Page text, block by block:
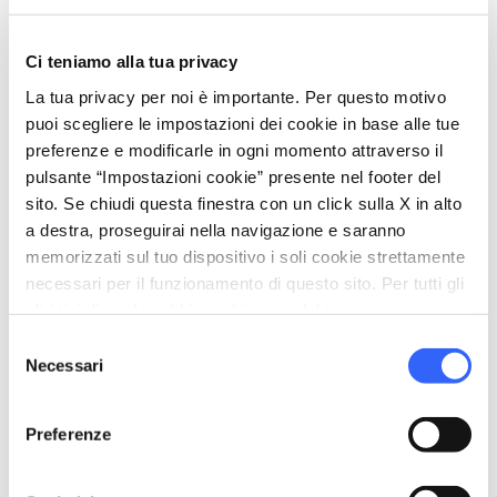
Ci teniamo alla tua privacy
La tua privacy per noi è importante. Per questo motivo
puoi scegliere le impostazioni dei cookie in base alle tue
preferenze e modificarle in ogni momento attraverso il
pulsante “Impostazioni cookie” presente nel footer del
sito. Se chiudi questa finestra con un click sulla X in alto
a destra, proseguirai nella navigazione e saranno
memorizzati sul tuo dispositivo i soli cookie strettamente
necessari per il funzionamento di questo sito. Per tutti gli
delNecessari
Preferenze
Parcheggio
celebration Attività
Vendita prodotti agro-alimentari
Trekking